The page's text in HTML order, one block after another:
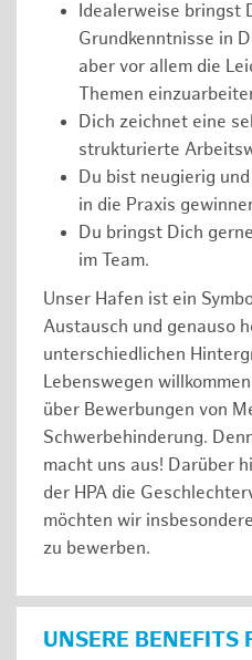
Idealerweise bringst
Grundkenntnisse in
aber vor allem die
Themen
Dich zeichnet eine
strukturierte
Du bist neugierig
in die Praxis
Du bringst Dich
im Team.
Unser Hafen ist ein
Austausch und genauso
unterschiedlichen
Lebenswegen
über Bewerbungen von
Schwerbehinderung.
macht uns aus! Darüber
der HPA die
möchten wir
zu bewerben.
UNSERE BENEFITS